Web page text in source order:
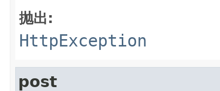
抛出:
HttpException
post